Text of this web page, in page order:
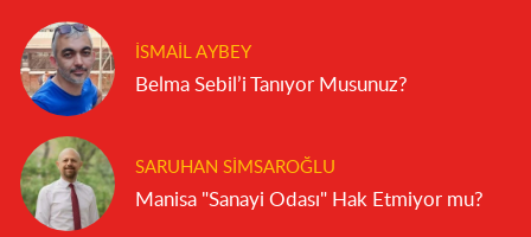
İSMAIL AYBEY
Belma Sebil’i Tanıyor Musunuz?
SARUHAN SIMSAROĞLU
Manisa "Sanayi Odası" Hak Etmiyor mu?